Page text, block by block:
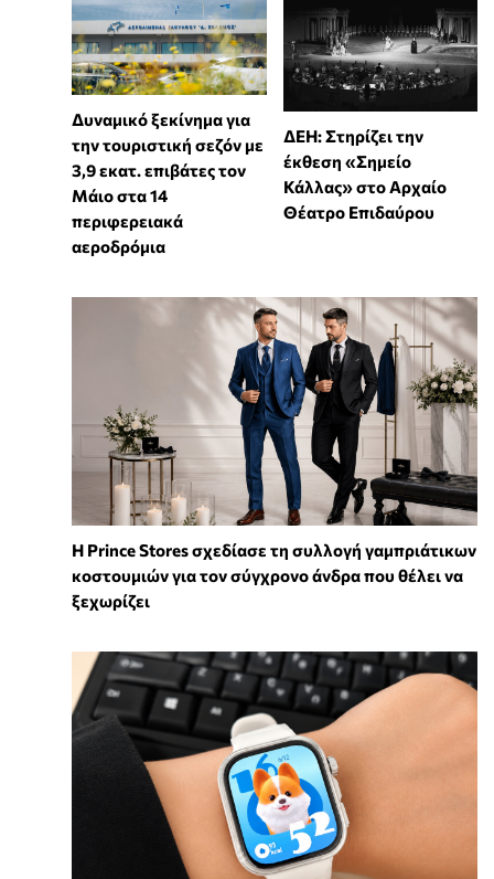
Δυναμικό ξεκίνημα για
την τουριστική σεζόν με
3,9 εκατ. επιβάτες τον
Μάιο στα 14
περιφερειακά
αεροδρόμια
ΔΕΗ: Στηρίζει την
έκθεση «Σημείο
Κάλλας» στο Αρχαίο
Θέατρο Επιδαύρου
Η Prince Stores σχεδίασε τη συλλογή γαμπριάτικων
κοστουμιών για τον σύγχρονο άνδρα που θέλει να
ξεχωρίζει